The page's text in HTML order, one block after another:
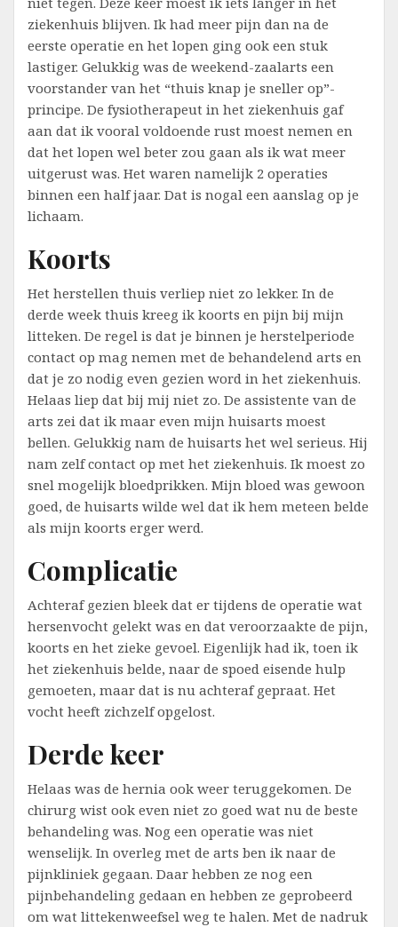
ziekenhuis blijven. Ik had meer pijn dan na de
eerste operatie en het lopen ging ook een stuk
lastiger. Gelukkig was de weekend-zaalarts een
voorstander van het “thuis knap je sneller op”-
principe. De fysiotherapeut in het ziekenhuis gaf
aan dat ik vooral voldoende rust moest nemen en
dat het lopen wel beter zou gaan als ik wat meer
uitgerust was. Het waren namelijk 2 operaties
binnen een half jaar. Dat is nogal een aanslag op je
lichaam.
Koorts
Het herstellen thuis verliep niet zo lekker. In de
derde week thuis kreeg ik koorts en pijn bij mijn
litteken. De regel is dat je binnen je herstelperiode
contact op mag nemen met de behandelend arts en
dat je zo nodig even gezien word in het ziekenhuis.
Helaas liep dat bij mij niet zo. De assistente van de
arts zei dat ik maar even mijn huisarts moest
bellen. Gelukkig nam de huisarts het wel serieus. Hij
nam zelf contact op met het ziekenhuis. Ik moest zo
snel mogelijk bloedprikken. Mijn bloed was gewoon
goed, de huisarts wilde wel dat ik hem meteen belde
als mijn koorts erger werd.
Complicatie
Achteraf gezien bleek dat er tijdens de operatie wat
hersenvocht gelekt was en dat veroorzaakte de pijn,
koorts en het zieke gevoel. Eigenlijk had ik, toen ik
het ziekenhuis belde, naar de spoed eisende hulp
gemoeten, maar dat is nu achteraf gepraat. Het
vocht heeft zichzelf opgelost.
Derde keer
Helaas was de hernia ook weer teruggekomen. De
chirurg wist ook even niet zo goed wat nu de beste
behandeling was. Nog een operatie was niet
wenselijk. In overleg met de arts ben ik naar de
pijnkliniek gegaan. Daar hebben ze nog een
pijnbehandeling gedaan en hebben ze geprobeerd
om wat littekenweefsel weg te halen. Met de nadruk